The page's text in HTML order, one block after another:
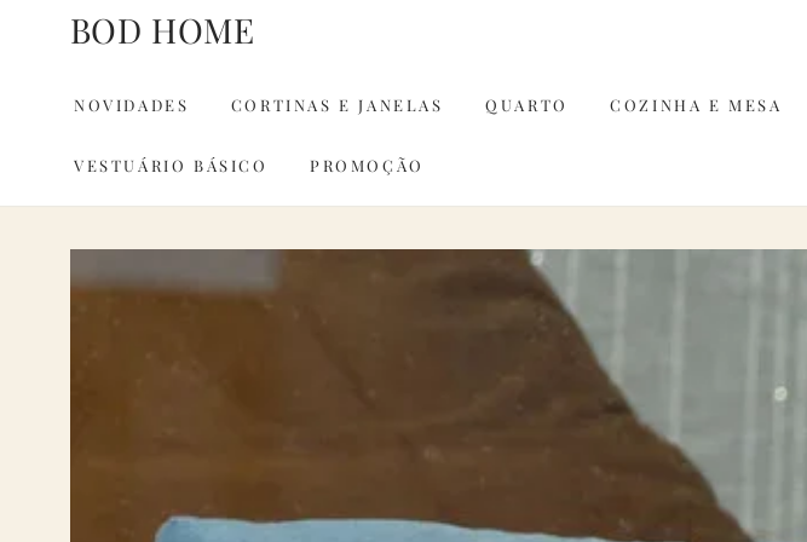
IR PARA O
CONTEÚDO
BOD HOME
NOVIDADES CORTINAS E JANELAS QUARTO COZINHA E MESA
VESTUÁRIO BÁSICO PROMOÇÃO
INFORMAÇÕES DO
PRODUTO